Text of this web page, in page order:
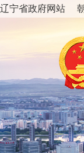
辽宁省政府网站